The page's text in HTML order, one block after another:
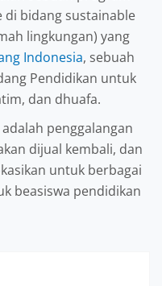
bidang sustainable
lingkungan) yang
Indonesia, sebuah
Pendidikan untuk
dan dhuafa.
penggalangan
dijual kembali, dan
untuk berbagai
beasiswa pendidikan